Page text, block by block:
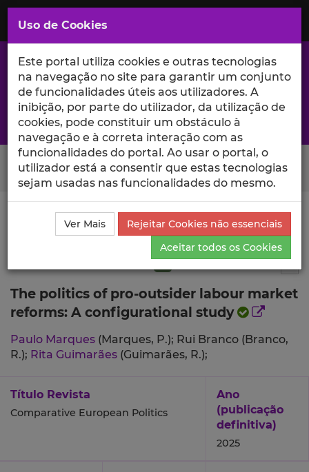
Saltar
para
Conteúdo
Principal
A excelência da investigação e ciência no Iscte
Search Button
Ciência_Iscte Publicações
Descrição Detalhada da
Publicação
The politics of pro-outsider labour market
reforms: A configurational study
Paulo Marques (Marques, P.); Rui Branco (Branco,
R.); Rita Guimarães (Guimarães, R.);
Título Revista
Comparative European Politics
Ano
(publicação
definitiva)
2025
Uso de Cookies
Este portal utiliza cookies e outras tecnologias
na navegação no site para garantir um conjunto
de funcionalidades úteis aos utilizadores. A
inibição, por parte do utilizador, da utilização de
cookies, pode constituir um obstáculo à
navegação e à correta interação com as
funcionalidades do portal. Ao usar o portal, o
utilizador está a consentir que estas tecnologias
sejam usadas nas funcionalidades do mesmo.
Ver Mais
Rejeitar Cookies não essenciais
Aceitar todos os Cookies